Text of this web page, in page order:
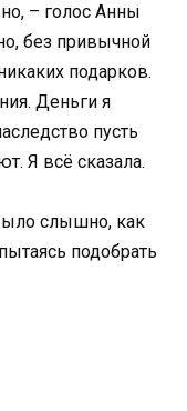
– голос Анны
без привычной
подарков.
Деньги я
пусть
Я всё сказала.
слышно, как
подобрать